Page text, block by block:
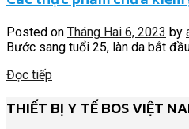
Posted on Tháng Hai 6, 2023 by
Bước sang tuổi 25, làn da bắt
Đọc tiếp
THIẾT BỊ Y TẾ BOS VIỆT